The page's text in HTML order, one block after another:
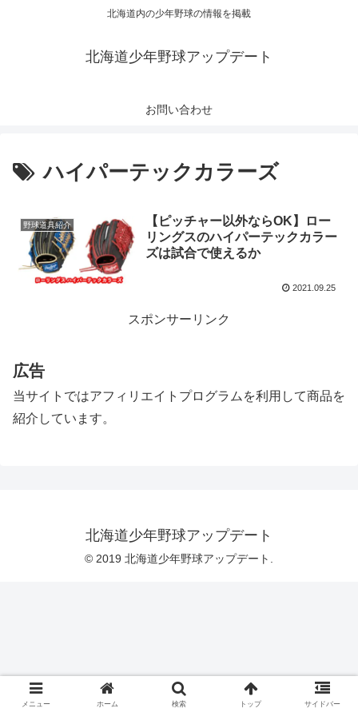
北海道内の少年野球の情報を掲載
北海道少年野球アップデート
お問い合わせ
ハイパーテックカラーズ
野球道具紹介
【ピッチャー以外ならOK】ロー
リングスのハイパーテックカラー
ズは試合で使えるか
2021.09.25
スポンサーリンク
広告
当サイトではアフィリエイトプログラムを利用して商品を
紹介しています。
北海道少年野球アップデート
© 2019 北海道少年野球アップデート.
メニュー ホーム 検索 トップ サイドバー